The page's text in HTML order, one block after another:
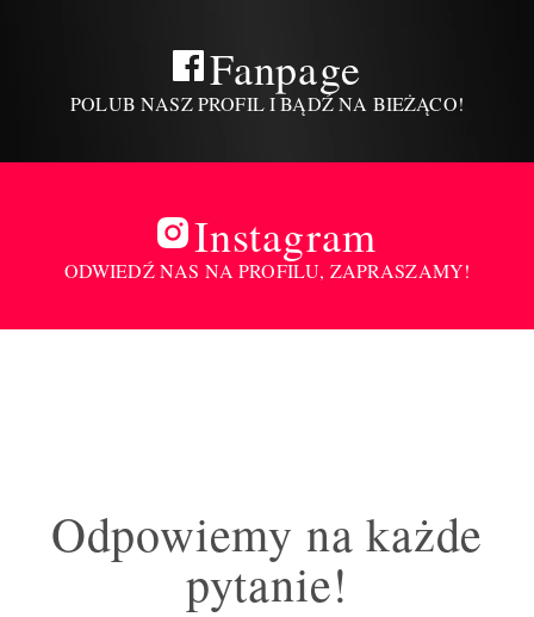
Fanpage
POLUB NASZ PROFIL I BĄDŹ NA BIEŻĄCO!
Instagram
ODWIEDŹ NAS NA PROFILU, ZAPRASZAMY!
Odpowiemy na każde
pytanie!